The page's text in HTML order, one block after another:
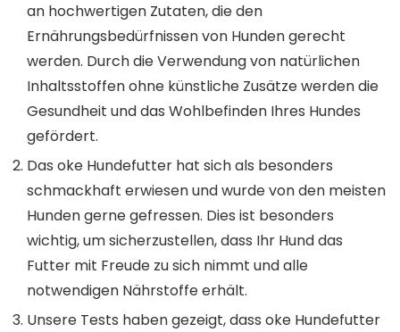
an hochwertigen Zutaten, die den
Ernährungsbedürfnissen von Hunden gerecht
werden. Durch die Verwendung von natürlichen
Inhaltsstoffen ohne künstliche Zusätze werden die
Gesundheit und das Wohlbefinden Ihres Hundes
gefördert.
Das oke Hundefutter hat sich als besonders
schmackhaft erwiesen und wurde von den meisten
Hunden gerne gefressen. Dies ist besonders
wichtig, um sicherzustellen, dass Ihr Hund das
Futter mit Freude zu sich nimmt und alle
notwendigen Nährstoffe erhält.
Unsere Tests haben gezeigt, dass oke Hundefutter